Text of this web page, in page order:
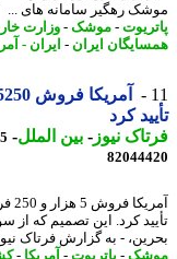
رهگیر سامانه های ...
-موشک-وزارت خارجه
ایران - ایران - آمریکا
کرد
نیوز-بین الملل-35 ساعت پیش - شنبه 17 مرداد 1405، 03:55
آمریکا
کرد. این تصمیم که از
- به گزارش فرتاک نیوز؛
-پاتریوت -آمریکا- کشور